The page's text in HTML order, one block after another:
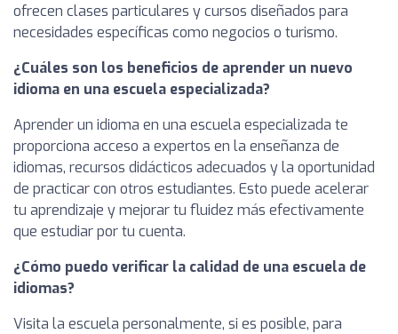
ofrecen clases particulares y cursos diseñados para
necesidades específicas como negocios o turismo.
¿Cuáles son los beneficios de aprender un nuevo
idioma en una escuela especializada?
Aprender un idioma en una escuela especializada te
proporciona acceso a expertos en la enseñanza de
idiomas, recursos didácticos adecuados y la oportunidad
de practicar con otros estudiantes. Esto puede acelerar
tu aprendizaje y mejorar tu fluidez más efectivamente
que estudiar por tu cuenta.
¿Cómo puedo verificar la calidad de una escuela de
idiomas?
Visita la escuela personalmente, si es posible, para